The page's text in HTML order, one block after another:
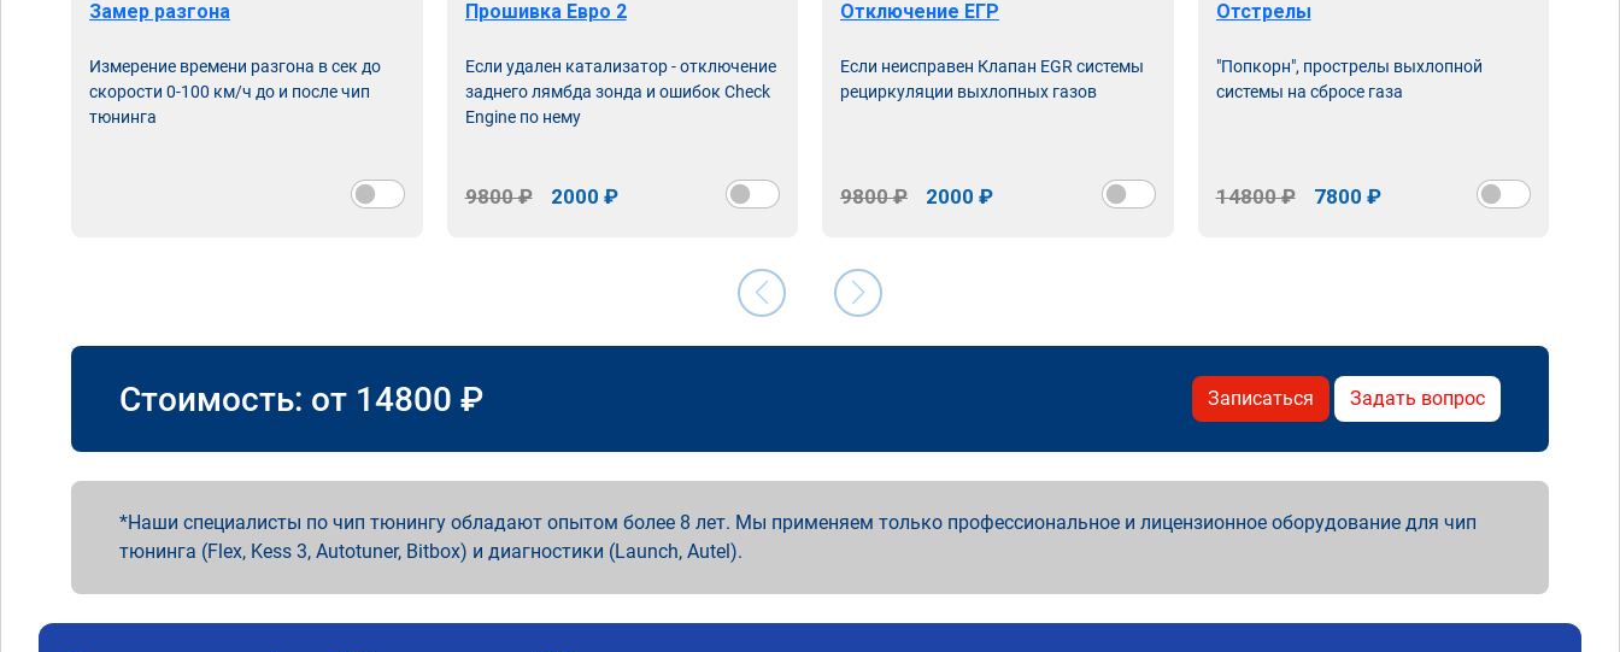
Замер разгона
Измерение времени разгона в сек до
скорости 0-100 км/ч до и после чип
тюнинга
Прошивка Евро 2
Если удален катализатор - отключение
заднего лямбда зонда и ошибок Check
Engine по нему
9800 ₽ 2000 ₽
Отключение ЕГР
Если неисправен Клапан EGR системы
рециркуляции выхлопных газов
9800 ₽ 2000 ₽
Отстрелы
"Попкорн", прострелы выхлопной
системы на сбросе газа
14800 ₽ 7800 ₽
Стоимость: от 14800 ₽ Записаться Задать вопрос
Наши специалисты по чип тюнингу обладают опытом более 8 лет. Мы применяем только профессиональное и лицензионное оборудование для чип
тюнинга (Flex, Kess 3, Autotuner, Bitbox) и диагностики (Launch, Autel).